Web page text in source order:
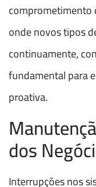
comprometimento
onde novos tipos
continuamente,
fundamental para
proativa.
dos
Interrupções nos